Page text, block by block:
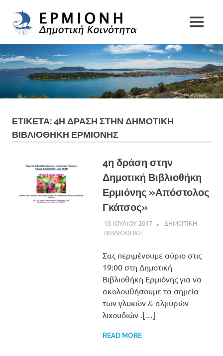
to
content
Δημοτική
Κοινότητα
Ερμιόνης
MENU
ΕΤΙΚΕΤΑ:4Η ΔΡΑΣΗ ΣΤΗΝ ΔΗΜΟΤΙΚΗ
ΒΙΒΛΙΟΘΗΚΗ ΕΡΜΙΟΝΗΣ
4η δράση στην
Δημοτική Βιβλιοθήκη
Ερμιόνης »Απόστολος
Γκάτσος»
13 ΙΟΥΛΙΟΥ 2017 ADMINISTRATOR
ΔΗΜΟΤΙΚΗ
ΒΙΒΛΙΟΘΗΚΗ
Σας περιμένουμε αύριο στις
19:00 στη Δημοτική
Βιβλιοθήκη Ερμιόνης για να
ακολουθήσουμε τα σημεία
των γλυκών & αλμυρών
λιχουδιών .[…]
READ MORE